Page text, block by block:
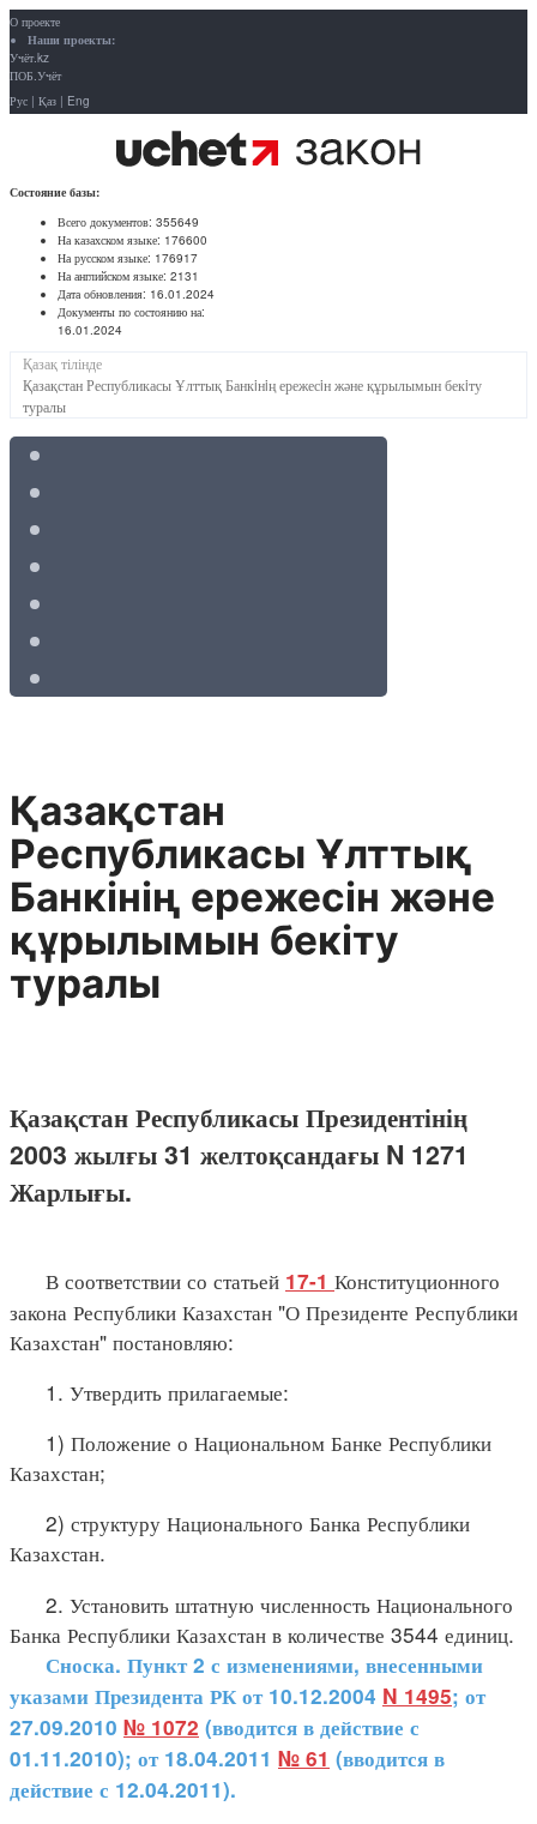
О проекте
Наши проекты:
Учёт.kz
ПОБ.Учёт
Рус | Қаз | Eng
Состояние базы:
Всего документов: 355649
На казахском языке: 176600
На русском языке: 176917
На английском языке: 2131
Дата обновления: 16.01.2024
Документы по состоянию на:
16.01.2024
Қазақ тілінде
Қазақстан Республикасы Ұлттық Банкiнiң ережесiн және құрылымын бекiту
туралы
Қазақстан
Республикасы Ұлттық
Банкiнiң ережесiн және
құрылымын бекiту
туралы
Қазақстан Республикасы Президентінің
2003 жылғы 31 желтоқсандағы N 1271
Жарлығы.
В соответствии со статьей 17-1 Конституционного
закона Республики Казахстан "О Президенте Республики
Казахстан" постановляю:
1. Утвердить прилагаемые:
1) Положение о Национальном Банке Республики
Казахстан;
2) структуру Национального Банка Республики
Казахстан.
2. Установить штатную численность Национального
Банка Республики Казахстан в количестве 3544 единиц.
Сноска. Пункт 2 с изменениями, внесенными
указами Президента РК от 10.12.2004 N 1495; от
27.09.2010 № 1072 (вводится в действие с
01.11.2010); от 18.04.2011 № 61 (вводится в
действие с 12.04.2011).